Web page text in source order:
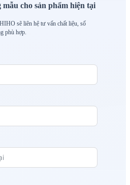
cho sản phẩm hiện tại
sẽ liên hệ tư vấn chất liệu, số
phù hợp.